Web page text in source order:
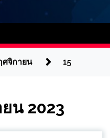
ศจิกายน 15
น 2023